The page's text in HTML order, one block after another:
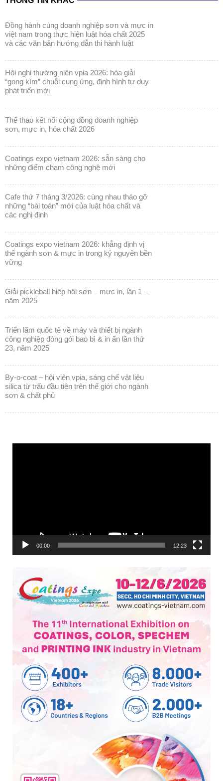
đồng hành cùng doanh nghiệp sơn và mực in
việt nam trong thực hiện luật hóa chất 2025
và các văn bản hướng dẫn thi hành luật
hội nghị thường niên vpia 2026: hóa giải
“gọng kìm” chuỗi cung ứng, định hình tư duy
phát triển mới
thể thao kết nối cộng đồng doanh nghiệp
sơn, mực in, hóa chất 2026
coatings expo vietnam 2026: sẵn sàng cho
những điểm chạm công nghệ mới
cafe thứ 7 tháng 3/2026: cùng nhau tháo gỡ
những “bài toán” mới của luật hóa chất và
các nghị định
coatings expo vietnam 2026: khẳng định vị
thế ngành sơn & mực in trong kỷ nguyên bền
vững
giải pickleball hiệp hội sơn – mực in, lần 1 –
năm 2025
triển lãm quốc tế về máy và thiết bị ngành
công nghiệp đóng gói bao bì & in ấn lần thứ
23, năm 2025
by-o-coat – hội viên vpia, sáng chế vật liệu
silica từ trấu đầu tiên trên thế giới cho ngành
sơn & chất phủ
00:00 12:23